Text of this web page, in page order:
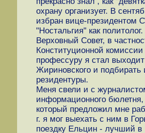
охрану организует. В
избран вице-президентом
"Ностальгия" как
Верховный Совет, в
Конституционной
профессуру я стал
Жириновского и подбирать
резидентуры.
Меня свели и с
информационного
который предложил мне
г. я мог выехать с ним в
поездку Ельцин - лучший